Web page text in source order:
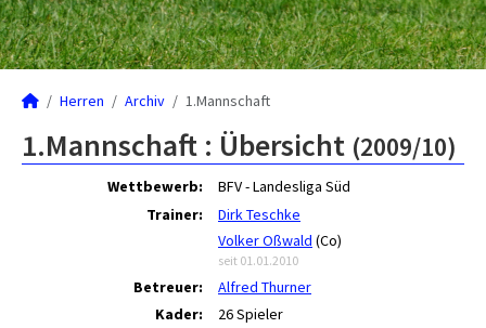
Herren Archiv 1.Mannschaft
1.Mannschaft : Übersicht (2009/10)
Wettbewerb:
BFV - Landesliga Süd
Trainer:
Dirk Teschke
Volker Oßwald (Co)
seit 01.01.2010
Betreuer:
Alfred Thurner
Kader:
26 Spieler